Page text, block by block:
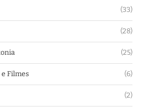
(33)
(28)
(25)
Filmes (6)
(2)